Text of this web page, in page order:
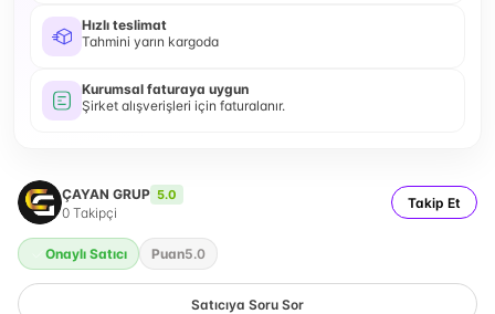
Hızlı teslimat
Tahmini yarın kargoda
Kurumsal faturaya uygun
Şirket alışverişleri için faturalanır.
ÇAYAN GRUP 5.0
0 Takipçi
Takip Et
Onaylı Satıcı Puan5.0
Satıcıya Soru Sor